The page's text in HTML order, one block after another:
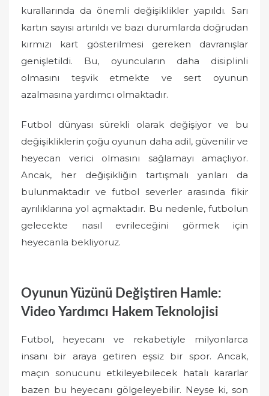
kurallarında da önemli değişiklikler yapıldı. Sarı
kartın sayısı artırıldı ve bazı durumlarda doğrudan
kırmızı kart gösterilmesi gereken davranışlar
genişletildi. Bu, oyuncuların daha disiplinli
olmasını teşvik etmekte ve sert oyunun
azalmasına yardımcı olmaktadır.
Futbol dünyası sürekli olarak değişiyor ve bu
değişikliklerin çoğu oyunun daha adil, güvenilir ve
heyecan verici olmasını sağlamayı amaçlıyor.
Ancak, her değişikliğin tartışmalı yanları da
bulunmaktadır ve futbol severler arasında fikir
ayrılıklarına yol açmaktadır. Bu nedenle, futbolun
gelecekte nasıl evrileceğini görmek için
heyecanla bekliyoruz.
Oyunun Yüzünü Değiştiren Hamle:
Video Yardımcı Hakem Teknolojisi
Futbol, heyecanı ve rekabetiyle milyonlarca
insanı bir araya getiren eşsiz bir spor. Ancak,
maçın sonucunu etkileyebilecek hatalı kararlar
bazen bu heyecanı gölgeleyebilir. Neyse ki, son